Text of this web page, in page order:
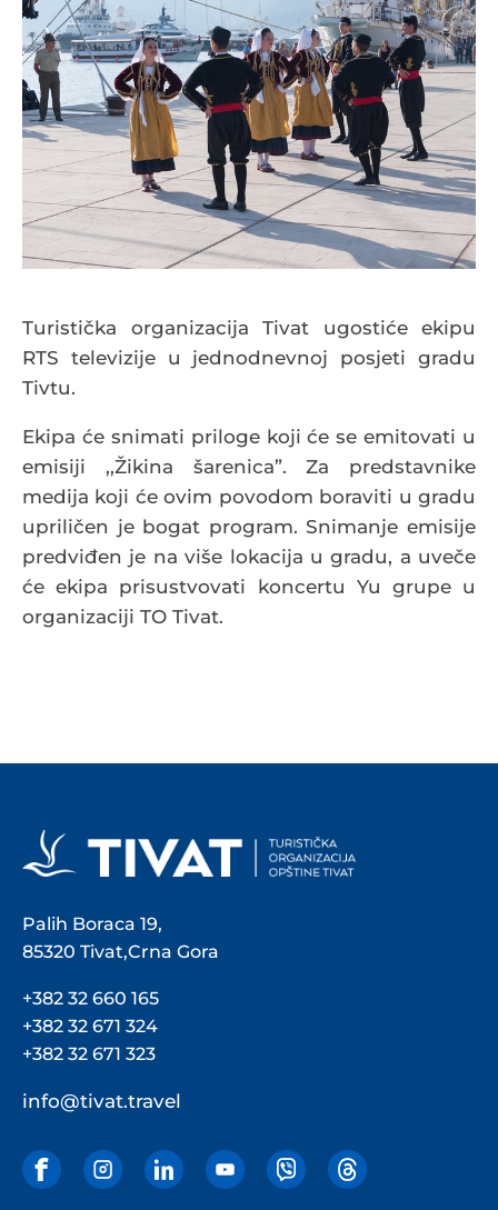
Turistička organizacija Tivat ugostiće ekipu
RTS televizije u jednodnevnoj posjeti gradu
Tivtu.
Ekipa će snimati priloge koji će se emitovati u
emisiji ,,Žikina šarenica”. Za predstavnike
medija koji će ovim povodom boraviti u gradu
upriličen je bogat program. Snimanje emisije
predviđen je na više lokacija u gradu, a uveče
će ekipa prisustvovati koncertu Yu grupe u
organizaciji TO Tivat.
Palih Boraca 19,
85320 Tivat,Crna Gora
+382 32 660 165
+382 32 671 324
+382 32 671 323
info@tivat.travel